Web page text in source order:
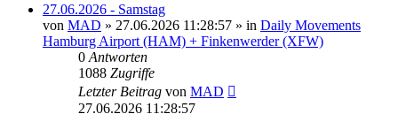
27.06.2026 - Samstag
von MAD » 27.06.2026 11:28:57 » in Daily Movements
Hamburg Airport (HAM) + Finkenwerder (XFW)
0 Antworten
1088 Zugriffe
Letzter Beitrag von MAD
27.06.2026 11:28:57